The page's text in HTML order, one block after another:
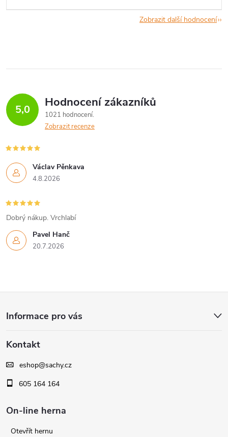
Zobrazit další hodnocení
5,0 Hodnocení zákazníků
1021 hodnocení
Zobrazit recenze
Václav Pěnkava
4.8.2026
Pavel Hanč
20.7.2026
Dobrý nákup. Vrchlabí
p
a
Informace pro vás
Kontakt
eshop@sachy.cz
605 164 164
On-line herna
Otevřít hernu